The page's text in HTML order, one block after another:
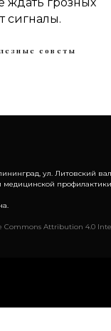
сигналы.
советы
ул. Литовский
медицинской
Commons Attribution 4.0